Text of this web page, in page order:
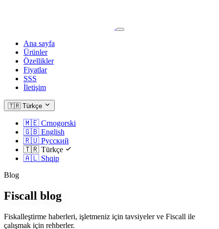
Ana sayfa
Ürünler
Özellikler
Fiyatlar
SSS
İletişim
🇹🇷 Türkçe
🇲🇪 Crnogorski
🇬🇧 English
🇷🇺 Русский
🇹🇷 Türkçe
🇦🇱 Shqip
Blog
Fiscall blog
Fiskalleştirme haberleri, işletmeniz için tavsiyeler ve Fiscall ile
çalışmak için rehberler.